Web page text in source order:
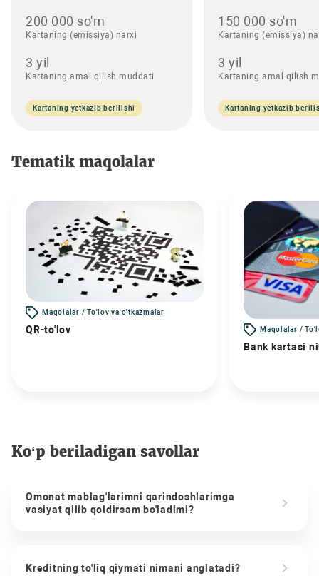
200 000 so'm
Kartaning (emissiya) narxi
3 yil
Kartaning amal qilish muddati
Kartaning yetkazib berilishi
150 000 so'm
Kartaning (emissiya)
3 yil
Kartaning amal qilish
Kartaning yetkazib
Tematik maqolalar
Maqolalar / To'lov va o'tkazmalar
QR-to'lov Maqolalar /
Bank kartasi
Ko‘p beriladigan savollar
Omonat mablag'larimni qarindoshlarimga
vasiyat qilib qoldirsam bo'ladimi?
Kreditning to'liq qiymati nimani anglatadi?